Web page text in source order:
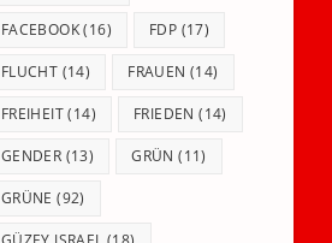
FACEBOOK(16) FDP (17)
FLUCHT (14) FRAUEN (14)
FREIHEIT(14) FRIEDEN (14)
GENDER (13) GRÜN (11)
GRÜNE (92)